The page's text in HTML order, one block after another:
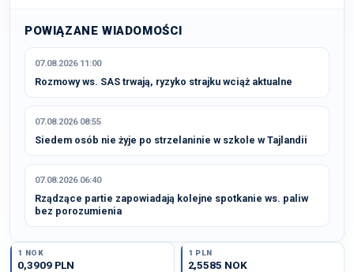
POWIĄZANE WIADOMOŚCI
07.08.2026 11:00
Rozmowy ws. SAS trwają, ryzyko strajku wciąż aktualne
07.08.2026 08:55
Siedem osób nie żyje po strzelaninie w szkole w Tajlandii
07.08.2026 06:40
Rządzące partie zapowiadają kolejne spotkanie ws. paliw
bez porozumienia
1 NOK
0,3909 PLN
1 PLN
2,5585 NOK